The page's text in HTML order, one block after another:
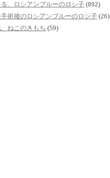
、ロシアンブルーのロシ子 (892)
術後のロシアンブルーのロシ子 (26)
ねこのきもち (59)